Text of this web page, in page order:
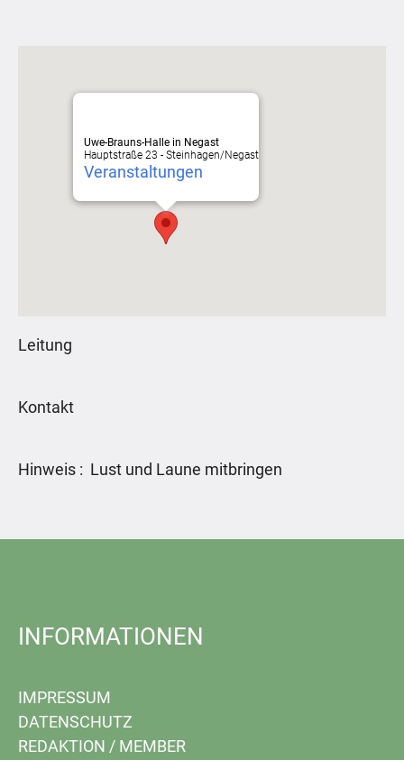
Uwe-Brauns-Halle in Negast
Hauptstraße 23 - Steinhagen/Negast
Veranstaltungen
Leitung
Kontakt
Hinweis : Lust und Laune mitbringen
INFORMATIONEN
IMPRESSUM
DATENSCHUTZ
REDAKTION / MEMBER